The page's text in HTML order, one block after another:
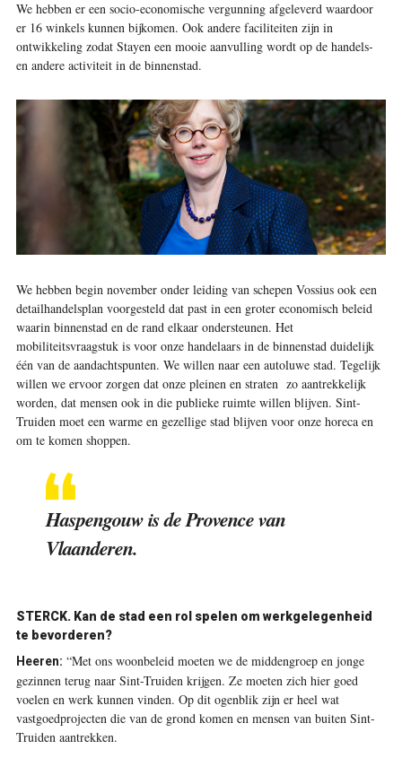
We hebben er een socio-economische vergunning afgeleverd waardoor
er 16 winkels kunnen bijkomen. Ook andere faciliteiten zijn in
ontwikkeling zodat Stayen een mooie aanvulling wordt op de handels-
en andere activiteit in de binnenstad.
We hebben begin november onder leiding van schepen Vossius ook een
detailhandelsplan voorgesteld dat past in een groter economisch beleid
waarin binnenstad en de rand elkaar ondersteunen. Het
mobiliteitsvraagstuk is voor onze handelaars in de binnenstad duidelijk
één van de aandachtspunten. We willen naar een autoluwe stad. Tegelijk
willen we ervoor zorgen dat onze pleinen en straten zo aantrekkelijk
worden, dat mensen ook in die publieke ruimte willen blijven. Sint-
Truiden moet een warme en gezellige stad blijven voor onze horeca en
om te komen shoppen.
Haspengouw is de Provence van
Vlaanderen.
STERCK. Kan de stad een rol spelen om werkgelegenheid
te bevorderen?
Heeren: “Met ons woonbeleid moeten we de middengroep en jonge
gezinnen terug naar Sint-Truiden krijgen. Ze moeten zich hier goed
voelen en werk kunnen vinden. Op dit ogenblik zijn er heel wat
vastgoedprojecten die van de grond komen en mensen van buiten Sint-
Truiden aantrekken.